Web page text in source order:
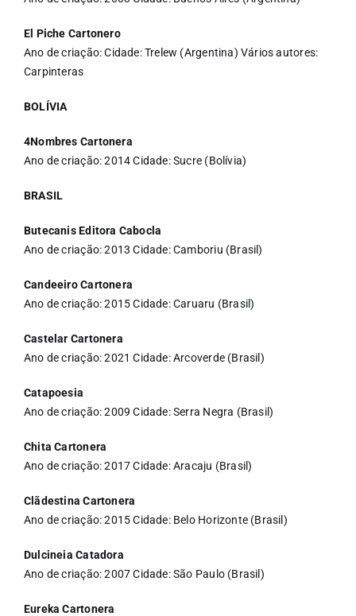
El Piche Cartonero
Ano de criação: Cidade: Trelew (Argentina) Vários autores:
Carpinteras
BOLÍVIA
4Nombres Cartonera
Ano de criação: 2014 Cidade: Sucre (Bolívia)
BRASIL
Butecanis Editora Cabocla
Ano de criação: 2013 Cidade: Camboriu (Brasil)
Candeeiro Cartonera
Ano de criação: 2015 Cidade: Caruaru (Brasil)
Castelar Cartonera
Ano de criação: 2021 Cidade: Arcoverde (Brasil)
Catapoesia
Ano de criação: 2009 Cidade: Serra Negra (Brasil)
Chita Cartonera
Ano de criação: 2017 Cidade: Aracaju (Brasil)
Clãdestina Cartonera
Ano de criação: 2015 Cidade: Belo Horizonte (Brasil)
Dulcineia Catadora
Ano de criação: 2007 Cidade: São Paulo (Brasil)
Eureka Cartonera